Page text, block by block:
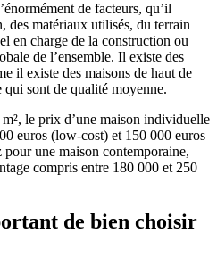
de facteurs, qu’il
des matériaux utilisés, du terrain
en charge de la construction ou
de l’ensemble. Il existe des
il existe des maisons de haut de
sont de qualité moyenne.
le prix d’une maison individuelle
euros (low-cost) et 150 000 euros
une maison contemporaine,
compris entre 180 000 et 250
de bien choisir